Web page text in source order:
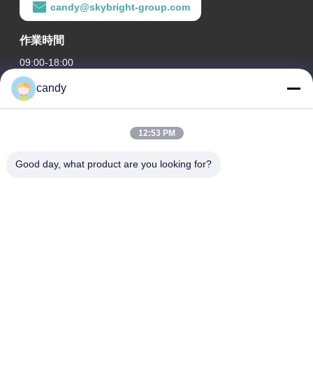
candy@skybright-group.com
作業時間
09:00-18:00
住所
RM. 1601-1603, 1606-1608, 1610, 21 JIHUA 5TH RD, 祖廟街,
candy
12:53 PM
Good day, what product are you looking for?